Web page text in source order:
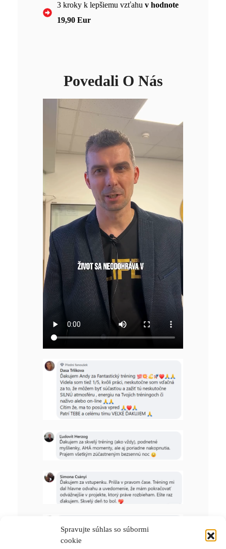
Spravujte súhlas so súbormi
cookie
3 kroky k lepšiemu vzťahu v hodnote
19,90 Eur
Povedali O Nás